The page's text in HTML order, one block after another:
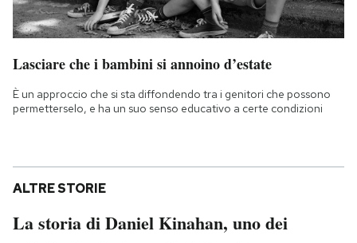
Lasciare che i bambini si annoino d’estate
È un approccio che si sta diffondendo tra i genitori che possono
permetterselo, e ha un suo senso educativo a certe condizioni
ALTRE STORIE
La storia di Daniel Kinahan, uno dei